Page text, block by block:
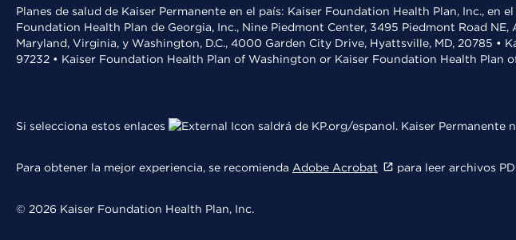
Planes de salud de Kaiser Permanente en el país: Kaiser Foundation Health Plan, Inc.,
Foundation Health Plan de Georgia, Inc., Nine Piedmont Center, 3495 Piedmont Road
Maryland, Virginia, y Washington, D.C., 4000 Garden City Drive, Hyattsville, MD, 20785
97232 • Kaiser Foundation Health Plan of Washington or Kaiser Foundation Health Plan
Si selecciona estos enlaces saldrá de KP.org/espanol. Kaiser
Para obtener la mejor experiencia, se recomienda Adobe Acrobat para leer archivos
© 2026 Kaiser Foundation Health Plan, Inc.